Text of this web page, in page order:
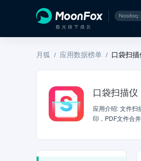
月狐 / 应用数据榜单 / 口袋扫描
口袋扫描仪
应用介绍:文件扫
印，PDF文件合
的扫描软件。通